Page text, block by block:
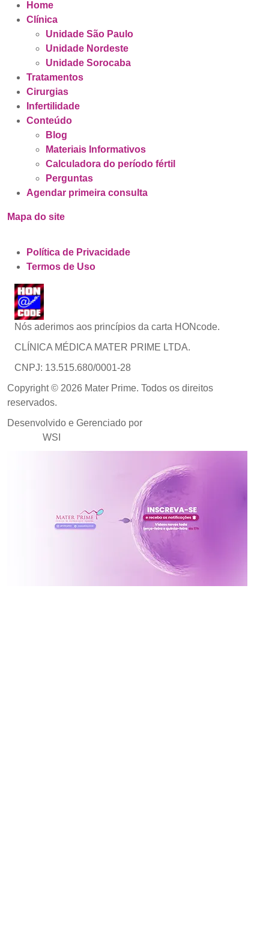
Home
Clínica
Unidade São Paulo
Unidade Nordeste
Unidade Sorocaba
Tratamentos
Cirurgias
Infertilidade
Conteúdo
Blog
Materiais Informativos
Calculadora do período fértil
Perguntas
Agendar primeira consulta
Mapa do site
Política de Privacidade
Termos de Uso
Nós aderimos aos princípios da carta HONcode.
CLÍNICA MÉDICA MATER PRIME LTDA.
CNPJ: 13.515.680/0001-28
Copyright © 2026 Mater Prime. Todos os direitos
reservados.
Desenvolvido e Gerenciado por
WSI